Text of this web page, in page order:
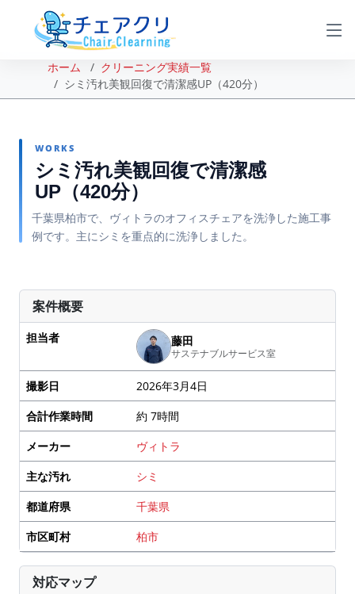
ホーム
クリーニング実績一覧
シミ汚れ美観回復で清潔感UP（420分）
WORKS
シミ汚れ美観回復で清潔感
UP（420分）
千葉県柏市で、ヴィトラのオフィスチェアを洗浄した施工事
例です。主にシミを重点的に洗浄しました。
BEFORE AFTER
案件概要
担当者 藤田
サステナブルサービス室
撮影日
2026年3月4日
合計作業時間
約 7時間
メーカー
ヴィトラ
主な汚れ
シミ
都道府県
千葉県
市区町村
柏市
対応マップ